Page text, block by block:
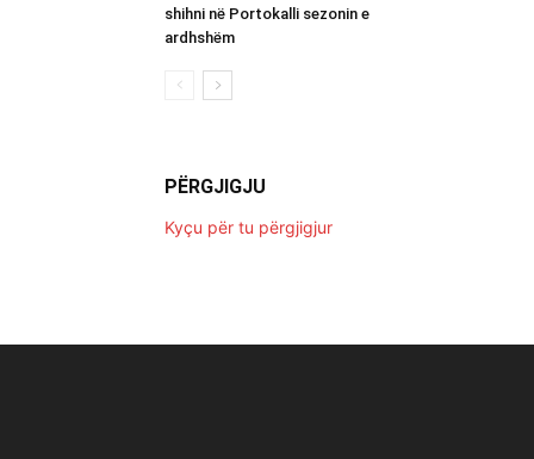
shihni në Portokalli sezonin e
ardhshëm
PËRGJIGJU
Kyçu për tu përgjigjur